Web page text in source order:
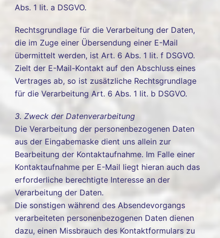
Abs. 1 lit. a DSGVO.
Rechtsgrundlage für die Verarbeitung der Daten,
die im Zuge einer Übersendung einer E-Mail
übermittelt werden, ist Art. 6 Abs. 1 lit. f DSGVO.
Zielt der E-Mail-Kontakt auf den Abschluss eines
Vertrages ab, so ist zusätzliche Rechtsgrundlage
für die Verarbeitung Art. 6 Abs. 1 lit. b DSGVO.
3. Zweck der Datenverarbeitung
Die Verarbeitung der personenbezogenen Daten
aus der Eingabemaske dient uns allein zur
Bearbeitung der Kontaktaufnahme. Im Falle einer
Kontaktaufnahme per E-Mail liegt hieran auch das
erforderliche berechtigte Interesse an der
Verarbeitung der Daten.
Die sonstigen während des Absendevorgangs
verarbeiteten personenbezogenen Daten dienen
dazu, einen Missbrauch des Kontaktformulars zu